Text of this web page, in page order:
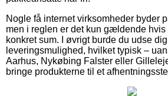
Nogle få internet virksomheder byder
men i reglen er det kun gældende hvis
konkret sum. I øvrigt burde du udse
leveringsmulighed, hvilket typisk –
Aarhus, Nykøbing Falster eller
bringe produkterne til et